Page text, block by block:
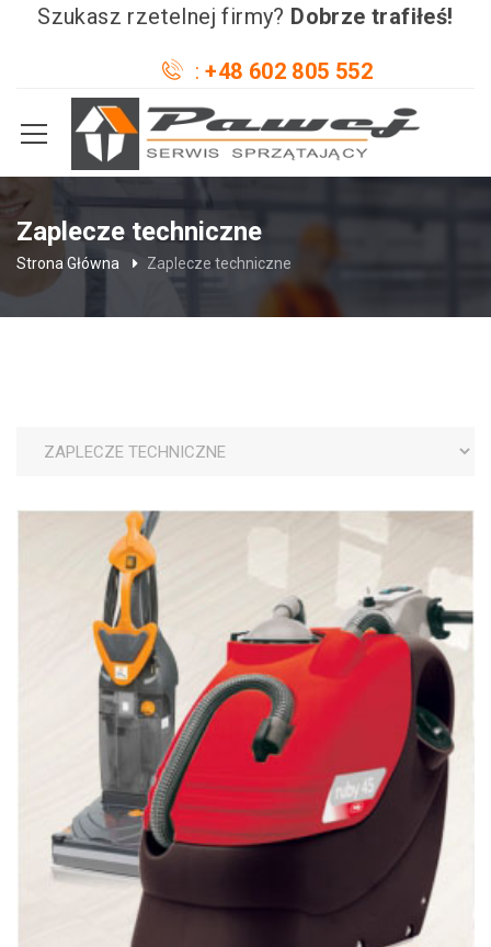
Szukasz rzetelnej firmy? Dobrze trafiłeś!
+48 602 805 552
Zaplecze techniczne
Strona Główna Zaplecze techniczne